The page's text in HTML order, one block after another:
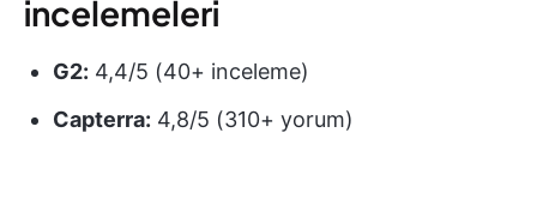
incelemeleri
G2: 4,4/5 (40+ inceleme)
Capterra: 4,8/5 (310+ yorum)